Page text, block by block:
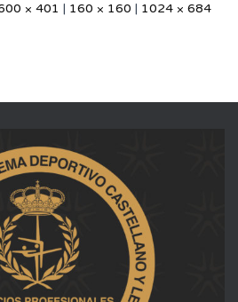
× 401 | 160 × 160 | 1024 × 684